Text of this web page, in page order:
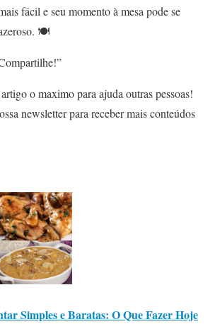
fácil e seu momento à mesa pode se
🍽️
o maximo para ajuda outras pessoas!
newsletter para receber mais conteúdos
Simples e Baratas: O Que Fazer Hoje